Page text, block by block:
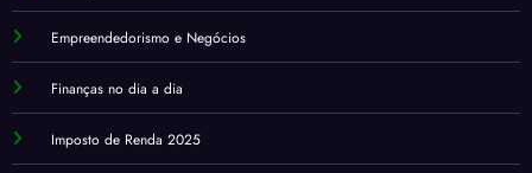
Empreendedorismo e Negócios
Finanças no dia a dia
Imposto de Renda 2025